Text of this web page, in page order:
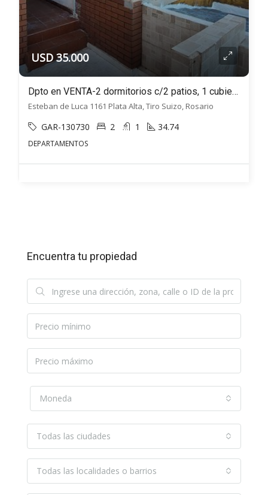
USD 35.000
Dpto en VENTA-2 dormitorios c/2 patios, 1 cubierto- Esteban de Luca 1100, Barrio Tiro Suizo Rosario.
Esteban de Luca 1161 Plata Alta, Tiro Suizo, Rosario
GAR-130730 2 1 34.74
DEPARTAMENTOS
Encuentra tu propiedad
Moneda
Todas las ciudades
Todas las localidades o barrios